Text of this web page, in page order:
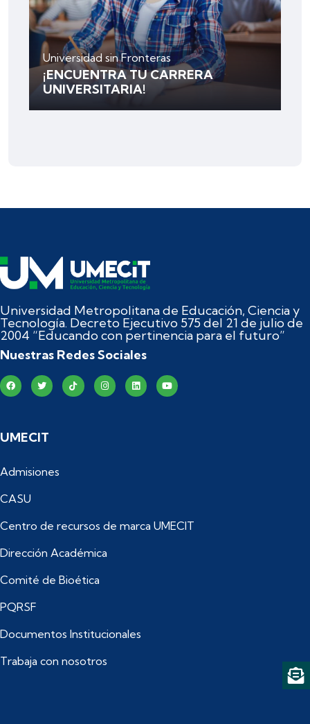
Universidad sin Fronteras
¡ENCUENTRA TU CARRERA
UNIVERSITARIA!
Universidad Metropolitana de Educación, Ciencia y
Tecnología. Decreto Ejecutivo 575 del 21 de julio de
2004 “Educando con pertinencia para el futuro”
Nuestras Redes Sociales
UMECIT
Admisiones
CASU
Centro de recursos de marca UMECIT
Dirección Académica
Comité de Bioética
PQRSF
Documentos Institucionales
Trabaja con nosotros